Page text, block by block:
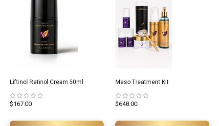
Liftinol Retinol Cream 50ml
$167.00
Meso Treatment Kit
$648.00